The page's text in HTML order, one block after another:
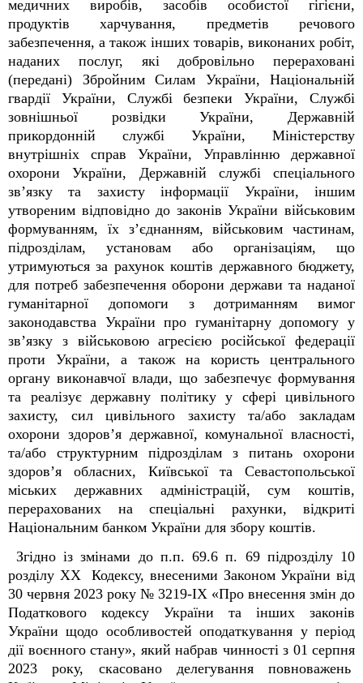
медичних виробів, засобів особистої гігієни,
продуктів харчування, предметів речового
забезпечення, а також інших товарів, виконаних робіт,
наданих послуг, які добровільно перераховані
(передані) Збройним Силам України, Національній
гвардії України, Службі безпеки України, Службі
зовнішньої розвідки України, Державній
прикордонній службі України, Міністерству
внутрішніх справ України, Управлінню державної
охорони України, Державній службі спеціального
зв’язку та захисту інформації України, іншим
утвореним відповідно до законів України військовим
формуванням, їх з’єднанням, військовим частинам,
підрозділам, установам або організаціям, що
утримуються за рахунок коштів державного бюджету,
для потреб забезпечення оборони держави та наданої
гуманітарної допомоги з дотриманням вимог
законодавства України про гуманітарну допомогу у
зв’язку з військовою агресією російської федерації
проти України, а також на користь центрального
органу виконавчої влади, що забезпечує формування
та реалізує державну політику у сфері цивільного
захисту, сил цивільного захисту та/або закладам
охорони здоров’я державної, комунальної власності,
та/або структурним підрозділам з питань охорони
здоров’я обласних, Київської та Севастопольської
міських державних адміністрацій, сум коштів,
перерахованих на спеціальні рахунки, відкриті
Національним банком України для збору коштів.
Згідно із змінами до п.п. 69.6 п. 69 підрозділу 10
розділу ХХ Кодексу, внесеними Законом України від
30 червня 2023 року № 3219-ІХ «Про внесення змін до
Податкового кодексу України та інших законів
України щодо особливостей оподаткування у період
дії воєнного стану», який набрав чинності з 01 серпня
2023 року, скасовано делегування повноважень